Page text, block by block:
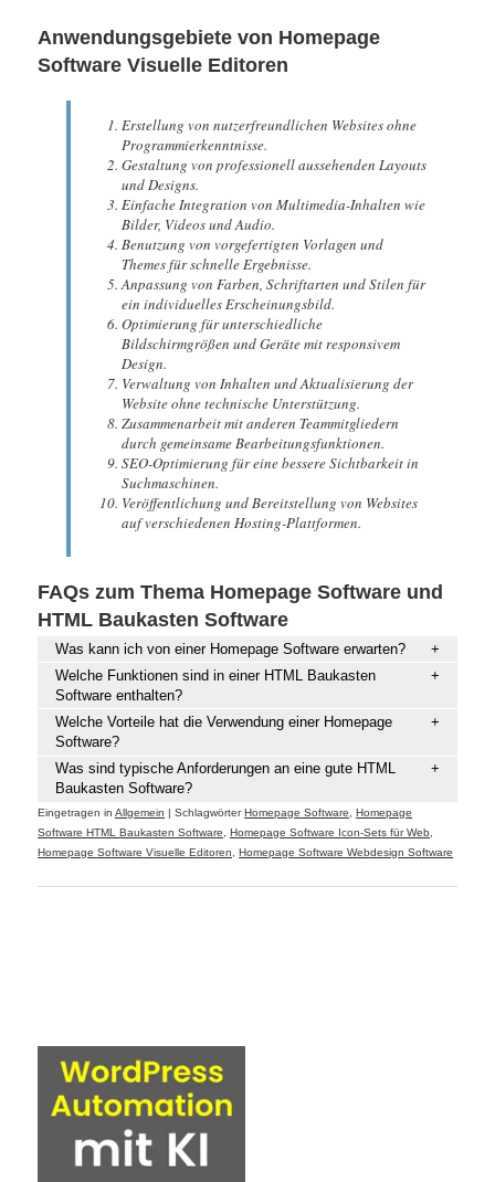
Anwendungsgebiete von Homepage
Software Visuelle Editoren
Erstellung von nutzerfreundlichen Websites ohne
Programmierkenntnisse.
Gestaltung von professionell aussehenden Layouts
und Designs.
Einfache Integration von Multimedia-Inhalten wie
Bilder, Videos und Audio.
Benutzung von vorgefertigten Vorlagen und
Themes für schnelle Ergebnisse.
Anpassung von Farben, Schriftarten und Stilen für
ein individuelles Erscheinungsbild.
Optimierung für unterschiedliche
Bildschirmgrößen und Geräte mit responsivem
Design.
Verwaltung von Inhalten und Aktualisierung der
Website ohne technische Unterstützung.
Zusammenarbeit mit anderen Teammitgliedern
durch gemeinsame Bearbeitungsfunktionen.
SEO-Optimierung für eine bessere Sichtbarkeit in
Suchmaschinen.
Veröffentlichung und Bereitstellung von Websites
auf verschiedenen Hosting-Plattformen.
FAQs zum Thema Homepage Software und
HTML Baukasten Software
Was kann ich von einer Homepage Software erwarten?
Welche Funktionen sind in einer HTML Baukasten
Software enthalten?
Welche Vorteile hat die Verwendung einer Homepage
Software?
Was sind typische Anforderungen an eine gute HTML
Baukasten Software?
Eingetragen in Allgemein |Schlagwörter Homepage Software ,Homepage
Software HTML Baukasten Software ,Homepage Software Icon-Sets für Web
Homepage Software Visuelle Editoren ,Homepage Software Webdesign Software